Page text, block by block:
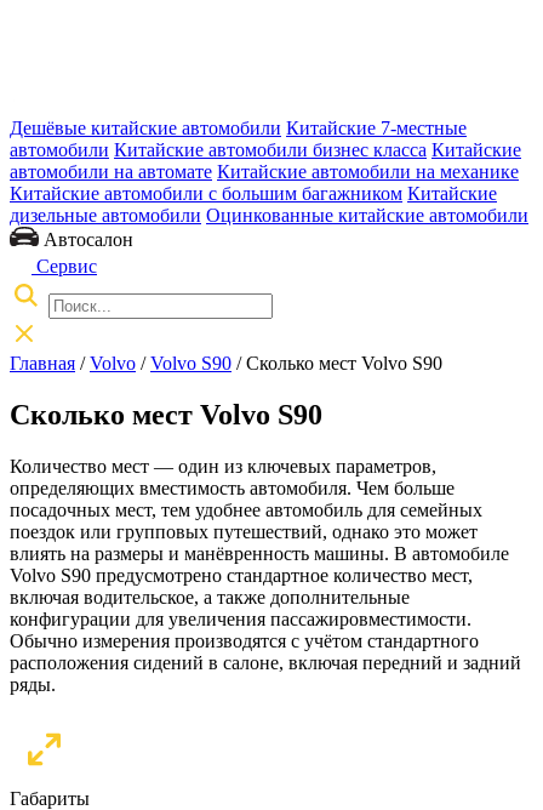
Дешёвые китайские автомобили Китайские 7-местные
автомобили Китайские автомобили бизнес класса Китайские
автомобили на автомате Китайские автомобили на механике
Китайские автомобили с большим багажником Китайские
дизельные автомобили Оцинкованные китайские автомобили
Автосалон
Сервис
Главная /Volvo /Volvo S90 / Сколько мест Volvo S90
Сколько мест Volvo S90
Количество мест — один из ключевых параметров,
определяющих вместимость автомобиля. Чем больше
посадочных мест, тем удобнее автомобиль для семейных
поездок или групповых путешествий, однако это может
влиять на размеры и манёвренность машины. В автомобиле
Volvo S90 предусмотрено стандартное количество мест,
включая водительское, а также дополнительные
конфигурации для увеличения пассажировместимости.
Обычно измерения производятся с учётом стандартного
расположения сидений в салоне, включая передний и задний
ряды.
Габариты